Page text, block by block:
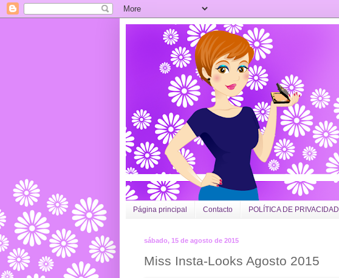
Página principal Contacto POLÍTICA DE PRIVACIDAD
sábado, 15 de agosto de 2015
Miss Insta-Looks Agosto 2015